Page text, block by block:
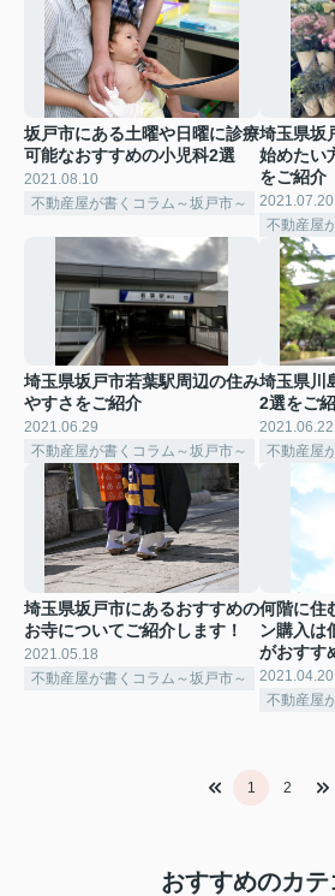
坂戸市にある土曜や日曜に診療
可能なおすすめの小児科2選
2021.08.10
不動産屋が書くコラム～坂戸市～
埼玉県坂
始めたい
をご紹介
2021.07.20
不動産屋
埼玉県坂戸市若葉駅周辺の住み
やすさをご紹介
2021.06.29
不動産屋が書くコラム～坂戸市～
埼玉県川
2選をご
2021.06.22
不動産屋
埼玉県坂戸市にあるおすすめの
お寺についてご紹介します！
2021.05.18
不動産屋が書くコラム～坂戸市～
何階に住
ン購入は
がおすす
2021.04.20
不動産屋
1 2
おすすめのカテ